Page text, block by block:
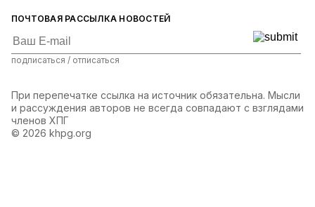
ПОЧТОВАЯ РАССЫЛКА НОВОСТЕЙ
подписаться / отписаться
При перепечатке ссылка на источник обязательна. Мысли
и рассуждения авторов не всегда совпадают с взглядами
членов ХПГ
© 2026 khpg.org